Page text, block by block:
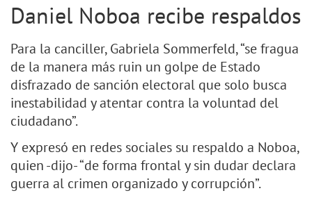
Daniel Noboa recibe respaldos
Para la canciller, Gabriela Sommerfeld, “se fragua
de la manera más ruin un golpe de Estado
disfrazado de sanción electoral que solo busca
inestabilidad y atentar contra la voluntad del
ciudadano”.
Y expresó en redes sociales su respaldo a Noboa,
quien -dijo- “de forma frontal y sin dudar declara
guerra al crimen organizado y corrupción”.